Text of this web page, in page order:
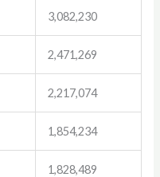
3,082,230
2,471,269
2,217,074
1,854,234
1,828,489